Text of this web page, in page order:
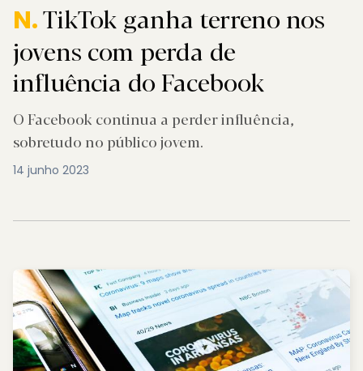
N.TikTok ganha terreno nos
jovens com perda de
influência do Facebook
O Facebook continua a perder influência,
sobretudo no público jovem.
14 junho 2023